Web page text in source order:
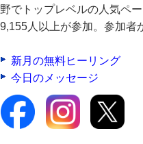
野でトップレベルの人気ペ
9,155人以上が参加。参加者
新月の無料ヒーリング
今日のメッセージ